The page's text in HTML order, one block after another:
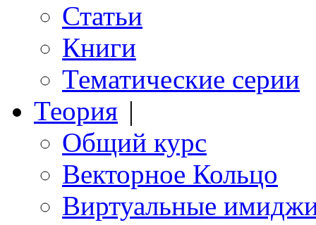
Статьи
Книги
Тематические серии
Теория |
Общий курс
Векторное Кольцо
Виртуальные